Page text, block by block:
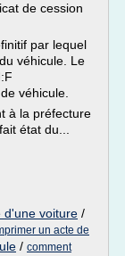
de cession
par lequel
véhicule. Le
véhicule.
à la préfecture
état du...
d'une voiture /
un acte de
/ comment